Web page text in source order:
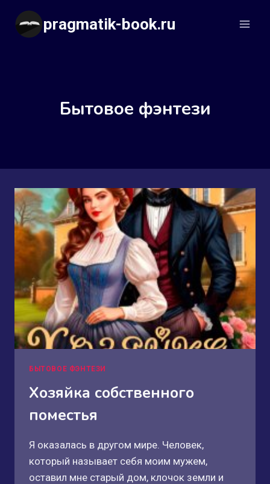
Перейти
содержимому
pragmatik-book.ru
Бытовое фэнтези
БЫТОВОЕ ФЭНТЕЗИ
Хозяйка собственного
поместья
Я оказалась в другом мире. Человек,
который называет себя моим мужем,
оставил мне старый дом, клочок земли и